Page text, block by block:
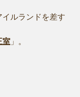
イルランドを差す
室」。